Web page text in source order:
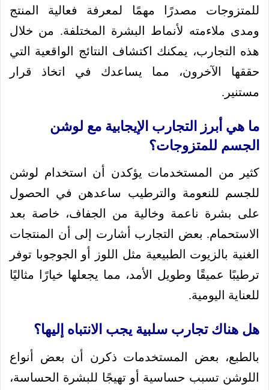
للمتزوجات مصدرًا مهمًا لمعرفة فعالية المنتج
ومدى ملاءمته لأنماط البشرة المختلفة. من خلال
هذه التجارب، يمكنك اكتشاف النتائج الواقعية التي
حققها الآخرون، مما يساعدك في اتخاذ قرار
مستنير.
ما هي أبرز التجارب الإيجابية مع لوشن
الجسم للمتزوجات؟
كثير من المستخدمات يؤكدن أن استخدام لوشن
للجسم للنعومة والترطيب ساعدهن في الحصول
على بشرة ناعمة وخالية من الجفاف، خاصة بعد
الاستحمام. بعض التجارب أشارت إلى أن المنتجات
الغنية بالزيوت الطبيعية مثل اللوز أو الجوجوبا توفر
ترطيبًا عميقًا وطويل الأمد، مما يجعلها خيارًا مثاليًا
للعناية اليومية.
هل هناك تجارب سلبية يجب الانتباه إليها؟
بالطبع، بعض المستخدمات ذكرن أن بعض أنواع
اللوشن تسبب حساسية أو تهيجًا للبشرة الحساسة،